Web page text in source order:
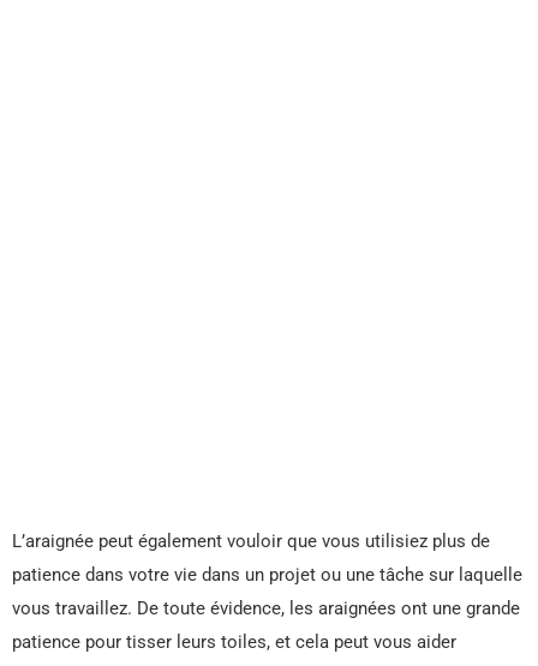
L’araignée peut également vouloir que vous utilisiez plus de
patience dans votre vie dans un projet ou une tâche sur laquelle
vous travaillez. De toute évidence, les araignées ont une grande
patience pour tisser leurs toiles, et cela peut vous aider